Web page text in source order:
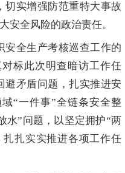
切实增强防范重特大事故
安全风险的政治责任。
全生产考核巡查工作的
标此次明查暗访工作任
避矛盾问题，扎实推进安
“一件事”全链条安全整
水”问题，以坚定拥护“两
扎实实推进各项工作任